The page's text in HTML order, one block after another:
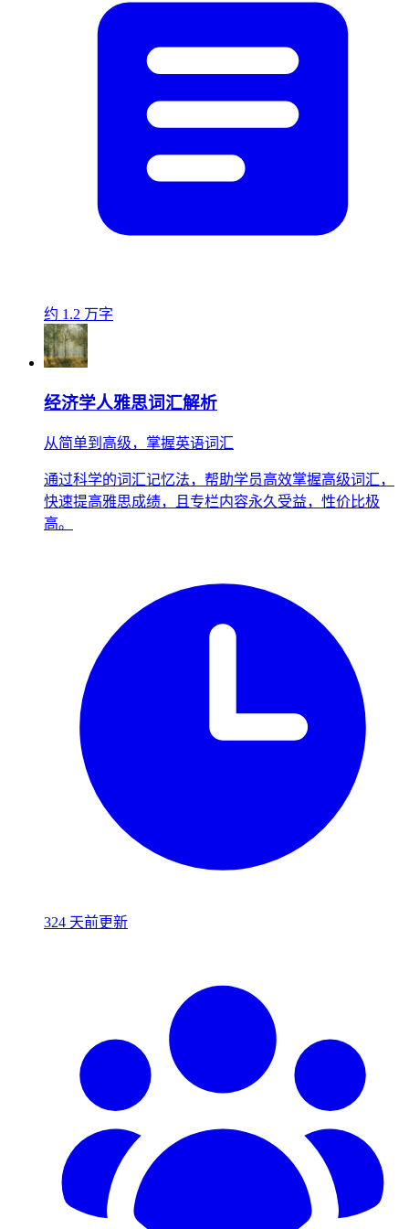
约 1.2 万字
经济学人雅思词汇解析
从简单到高级，掌握英语词汇
通过科学的词汇记忆法，帮助学员高效掌握高级词汇，
快速提高雅思成绩，且专栏内容永久受益，性价比极
高。
324 天前更新